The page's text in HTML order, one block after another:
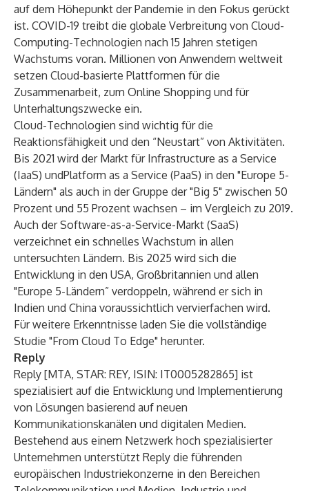
auf dem Höhepunkt der Pandemie in den Fokus gerückt
ist. COVID-19 treibt die globale Verbreitung von Cloud-
Computing-Technologien nach 15 Jahren stetigen
Wachstums voran. Millionen von Anwendern weltweit
setzen Cloud-basierte Plattformen für die
Zusammenarbeit, zum Online Shopping und für
Unterhaltungszwecke ein.
Cloud-Technologien sind wichtig für die
Reaktionsfähigkeit und den “Neustart” von Aktivitäten.
Bis 2021 wird der Markt für Infrastructure as a Service
(IaaS) undPlatform as a Service (PaaS) in den "Europe 5-
Ländern" als auch in der Gruppe der "Big 5" zwischen 50
Prozent und 55 Prozent wachsen – im Vergleich zu 2019.
Auch der Software-as-a-Service-Markt (SaaS)
verzeichnet ein schnelles Wachstum in allen
untersuchten Ländern. Bis 2025 wird sich die
Entwicklung in den USA, Großbritannien und allen
"Europe 5-Ländern” verdoppeln, während er sich in
Indien und China voraussichtlich vervierfachen wird.
Für weitere Erkenntnisse laden Sie die vollständige
Studie "From Cloud To Edge" herunter.
Reply
Reply [MTA, STAR: REY, ISIN: IT0005282865] ist
spezialisiert auf die Entwicklung und Implementierung
von Lösungen basierend auf neuen
Kommunikationskanälen und digitalen Medien.
Bestehend aus einem Netzwerk hoch spezialisierter
Unternehmen unterstützt Reply die führenden
europäischen Industriekonzerne in den Bereichen